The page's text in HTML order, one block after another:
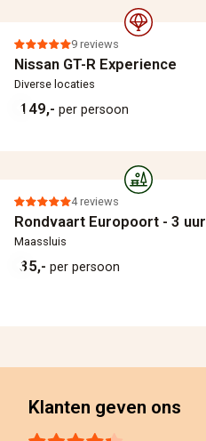
9 reviews
Nissan GT-R Experience
Diverse locaties
149,- per persoon
4 reviews
Rondvaart Europoort - 3 uur
Maassluis
35,- per persoon
Klanten geven ons